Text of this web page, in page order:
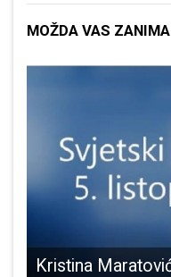
MOŽDA VAS ZANIMA